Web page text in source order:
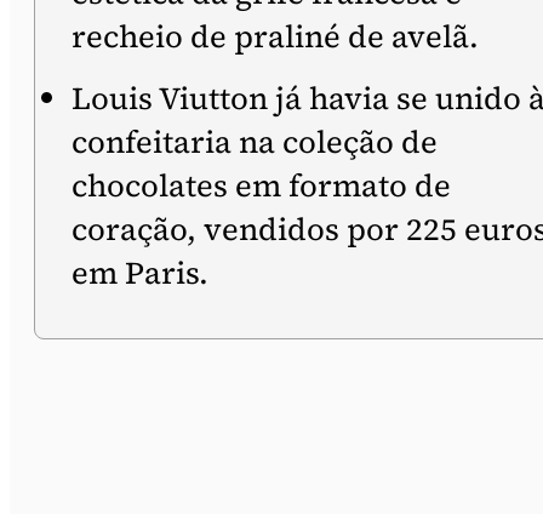
recheio de praliné de avelã.
Louis Viutton já havia se unido
confeitaria na coleção de
chocolates em formato de
coração, vendidos por 225
em Paris.